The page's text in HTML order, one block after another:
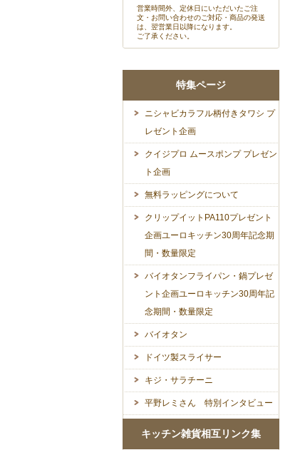
営業時間外、定休日にいただいたご注
文・お問い合わせのご対応・商品の発送
は、翌営業日以降になります。
ご了承ください。
特集ページ
ニシャビカラフル柄付きタワシ プ
レゼント企画
クイジプロ ムースポンプ プレゼン
ト企画
無料ラッピングについて
クリップイットPA110プレゼント
企画ユーロキッチン30周年記念期
間・数量限定
バイオタンフライパン・鍋プレゼ
ント企画ユーロキッチン30周年記
念期間・数量限定
バイオタン
ドイツ製スライサー
キジ・サラチーニ
平野レミさん 特別インタビュー
キッチン雑貨相互リンク集